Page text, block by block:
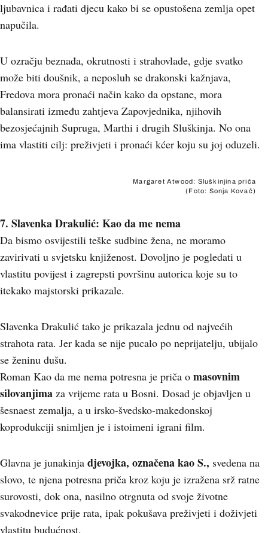
ljubavnica i rađati djecu kako bi se opustošena zemlja opet
napučila.
U ozračju beznađa, okrutnosti i strahovlade, gdje svatko
može biti doušnik, a neposluh se drakonski kažnjava,
Fredova mora pronaći način kako da opstane, mora
balansirati između zahtjeva Zapovjednika, njihovih
bezosjećajnih Supruga, Marthi i drugih Sluškinja. No ona
ima vlastiti cilj: preživjeti i pronaći kćer koju su joj oduzeli.
Margaret Atwood: Sluškinjina priča
(Foto: Sonja Kovač)
7. Slavenka Drakulić: Kao da me nema
Da bismo osvijestili teške sudbine žena, ne moramo
zavirivati u svjetsku knjiženost. Dovoljno je pogledati u
vlastitu povijest i zagrepsti površinu autorica koje su to
itekako majstorski prikazale.
Slavenka Drakulić tako je prikazala jednu od najvećih
strahota rata. Jer kada se nije pucalo po neprijatelju, ubijalo
se ženinu dušu.
Roman Kao da me nema potresna je priča o masovnim
silovanjima za vrijeme rata u Bosni. Dosad je objavljen u
šesnaest zemalja, a u irsko-švedsko-makedonskoj
koprodukciji snimljen je i istoimeni igrani film.
Glavna je junakinja djevojka, označena kao S., svedena na
slovo, te njena potresna priča kroz koju je izražena srž ratne
surovosti, dok ona, nasilno otrgnuta od svoje životne
svakodnevice prije rata, ipak pokušava preživjeti i doživjeti
vlastitu budućnost.